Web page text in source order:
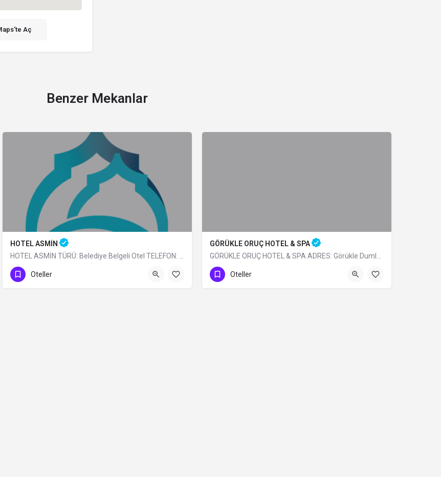
Aç
Benzer Mekanlar
HOTEL ASMİN
HOTEL ASMİN TÜRÜ: Belediye Belgeli Otel TELEFON: 0 (224) 225 10 24
0 (224)225 10 24
Oteller
GÖRÜKLE ORUÇ HOTEL & SPA
GÖRÜKLE ORUÇ HOTEL & SPA ADRES: Görükle Dumlupınar Mh. İskele Sk. N:13…
0 (224) 483 32 99
Oteller